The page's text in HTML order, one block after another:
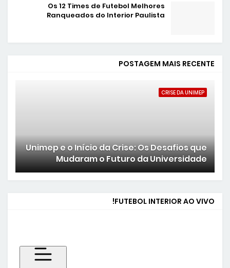
Os 12 Times de Futebol Melhores
Ranqueados do Interior Paulista
POSTAGEM MAIS RECENTE
CRISE DA UNIMEP
Unimep e o Início da Crise: Os Desafios que
Mudaram o Futuro da Universidade
FUTEBOL INTERIOR AO VIVO!